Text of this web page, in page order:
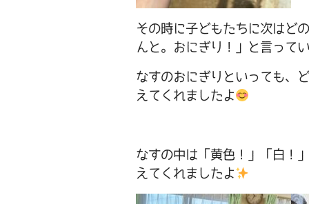
その時に子どもたちに次はど
んと。おにぎり！」と言って
なすのおにぎりといっても、
えてくれましたよ
なすの中は「黄色！」「白！
えてくれましたよ